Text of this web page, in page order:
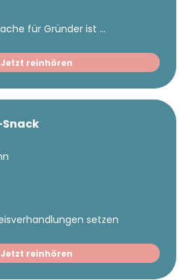
für Gründer ist ...
Jetzt reinhören
setzen
Jetzt reinhören